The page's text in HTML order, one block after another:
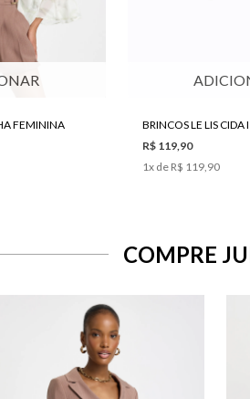
FEMININA
BRINCOS LE LIS
R$ 119,90
1x de R$ 119,90
COMPRE